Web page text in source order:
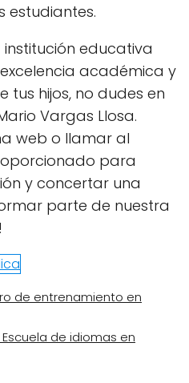
estudiantes.
educativa
académica y
tus hijos, no dudes en
Vargas Llosa.
web o llamar al
para
y concertar una
parte de nuestra
de entrenamiento en
de idiomas en